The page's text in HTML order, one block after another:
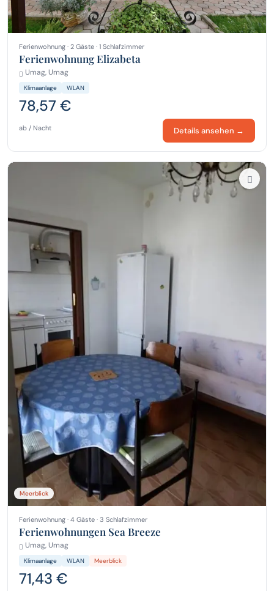
Ferienwohnung · 2 Gäste · 1 Schlafzimmer
Ferienwohnung Elizabeta
Umag, Umag
Klimaanlage WLAN
78,57 €
ab / Nacht Details ansehen →
Meerblick
Ferienwohnung · 4 Gäste · 3 Schlafzimmer
Ferienwohnungen Sea Breeze
Umag, Umag
Klimaanlage WLAN Meerblick
71,43 €